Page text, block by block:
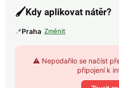
🖌️Kdy aplikovat nátěr?
📍Praha Změnit
⚠️ Nepodařilo se načíst
připojení k